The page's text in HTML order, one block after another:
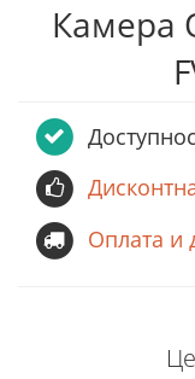
Камера
Оплата и